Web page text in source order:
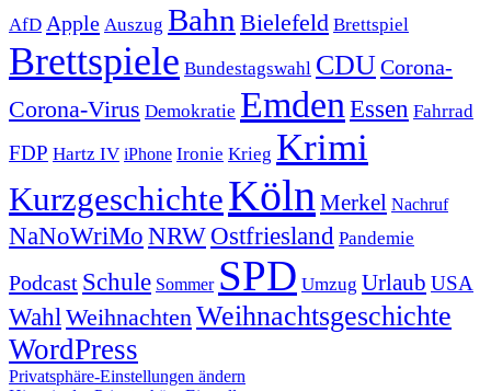
AfD Apple Auszug Bahn Bielefeld Brettspiel
Brettspiele Bundestagswahl CDUCorona-
Corona-Virus Demokratie Emden Essen Fahrrad
FDP Hartz IV iPhone Ironie Krieg Krimi
KurzgeschichteKöln Merkel Nachruf
NaNoWriMo NRWOstfriesland Pandemie
Podcast Schule Sommer SPD Umzug Urlaub USA
Wahl Weihnachten Weihnachtsgeschichte
WordPress
Privatsphäre-Einstellungen ändern